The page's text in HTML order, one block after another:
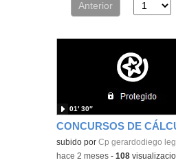
Anterior
Contenido educativo.
subido porCp gerardodiego
01′ 30″
-hace 2 meses -108